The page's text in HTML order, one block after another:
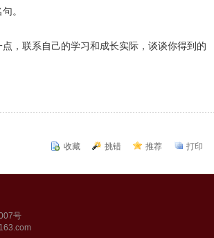
。
，联系自己的学习和成长实际，谈谈你得到的
收藏 挑错 推荐 打印
号